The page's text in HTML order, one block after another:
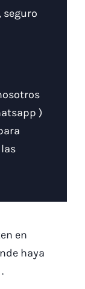
seguro
)
en
haya